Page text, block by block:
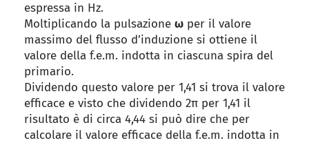
espressa in Hz.
Moltiplicando la pulsazione ω per il valore
massimo del flusso d’induzione si ottiene il
valore della f.e.m. indotta in ciascuna spira del
primario.
Dividendo questo valore per 1,41 si trova il valore
efficace e visto che dividendo 2π per 1,41 il
risultato è di circa 4,44 si può dire che per
calcolare il valore efficace della f.e.m. indotta in